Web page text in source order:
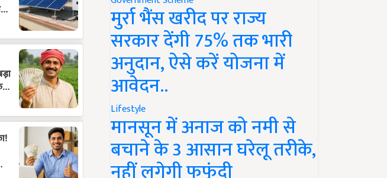
मुर्रा भैंस खरीद पर राज्य
सरकार देंगी 75% तक भारी
अनुदान, ऐसे करें योजना में
आवेदन..
Lifestyle
मानसून में अनाज को नमी से
बचाने के 3 आसान घरेलू तरीके,